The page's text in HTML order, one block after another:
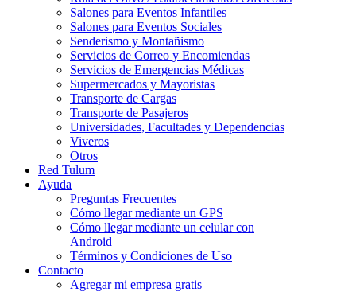
Salones para Eventos Infantiles
Salones para Eventos Sociales
Senderismo y Montañismo
Servicios de Correo y Encomiendas
Servicios de Emergencias Médicas
Supermercados y Mayoristas
Transporte de Cargas
Transporte de Pasajeros
Universidades, Facultades y Dependencias
Viveros
Otros
Red Tulum
Ayuda
Preguntas Frecuentes
Cómo llegar mediante un GPS
Cómo llegar mediante un celular con
Android
Términos y Condiciones de Uso
Contacto
Agregar mi empresa gratis